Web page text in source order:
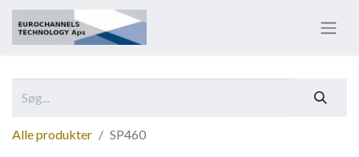
Alle produkter SP460